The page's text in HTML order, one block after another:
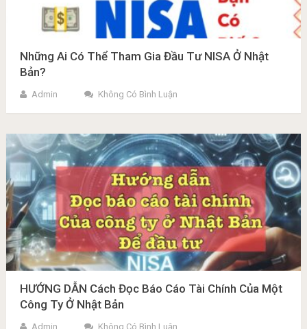
Những Ai Có Thể Tham Gia Đầu Tư NISA Ở Nhật
Bản?
Admin Không Có Bình Luận
HƯỚNG DẪN Cách Đọc Báo Cáo Tài Chính Của Một
Công Ty Ở Nhật Bản
Admin Không Có Bình Luận